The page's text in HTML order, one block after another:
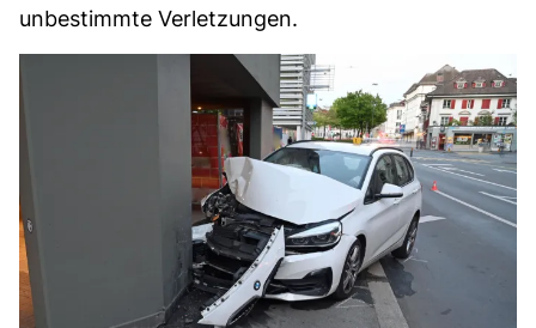
unbestimmte Verletzungen.